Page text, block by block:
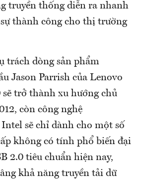
truyền thống diễn ra nhanh
thành công cho thị trường
trách dòng sản phẩm
Jason Parrish của Lenovo
sẽ trở thành xu hướng chủ
còn công nghệ
sẽ chỉ dành cho một số
không có tính phổ biến đại
2.0 tiêu chuẩn hiện nay,
khả năng truyền tải dữ